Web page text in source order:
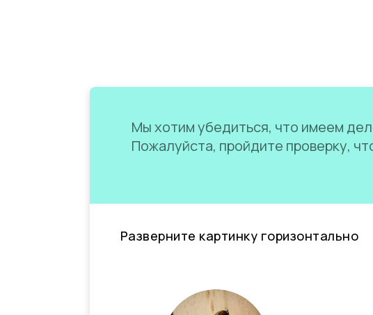
Мы хотим убедиться, что имеем
Пожалуйста, пройдите проверку,
Разверните картинку горизонтально